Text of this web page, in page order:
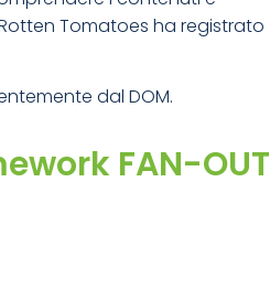
Tomatoes ha registrato
dal DOM.
FAN-OUT